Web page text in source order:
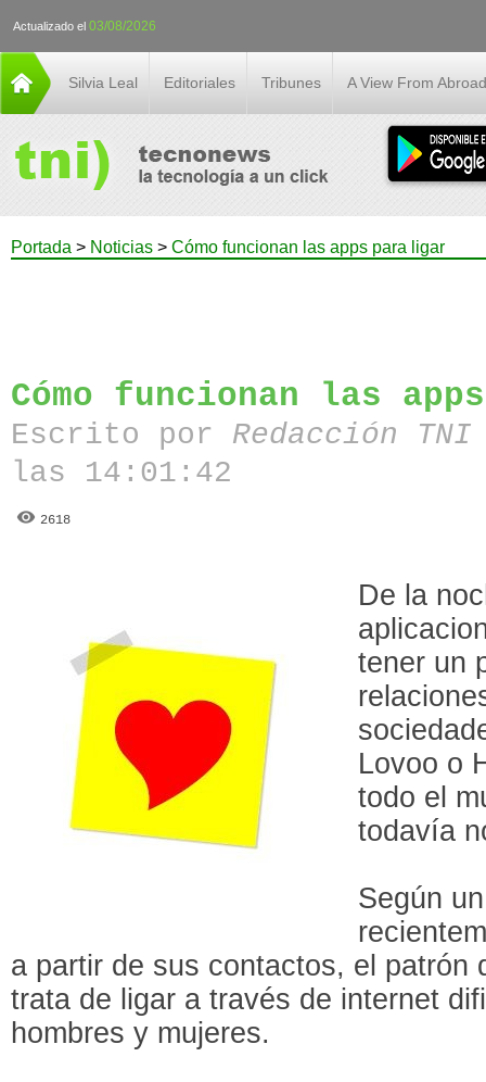
Actualizado el 03/08/2026
Silvia Leal Editoriales Tribunes A View From Abroad
Portada > Noticias > Cómo funcionan las apps para ligar
Cómo funcionan las
Escrito por Redacción
las 14:01:42
2618
De la
tener un
Lovoo o
todo el
todavía
Según
a partir de sus contactos, el patrón
trata de ligar a través de internet
hombres y mujeres.